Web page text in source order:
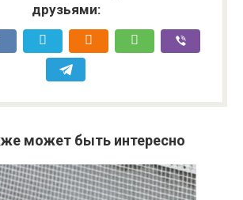
друзьями:
может быть интересно